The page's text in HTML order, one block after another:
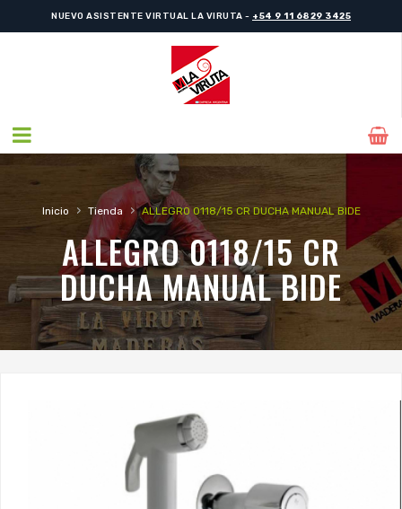
NUEVO ASISTENTE VIRTUAL LA VIRUTA - +54 9 11 6829 3425
Inicio › Tienda › ALLEGRO 0118/15 CR DUCHA MANUAL BIDE
ALLEGRO 0118/15 CR
DUCHA MANUAL BIDE